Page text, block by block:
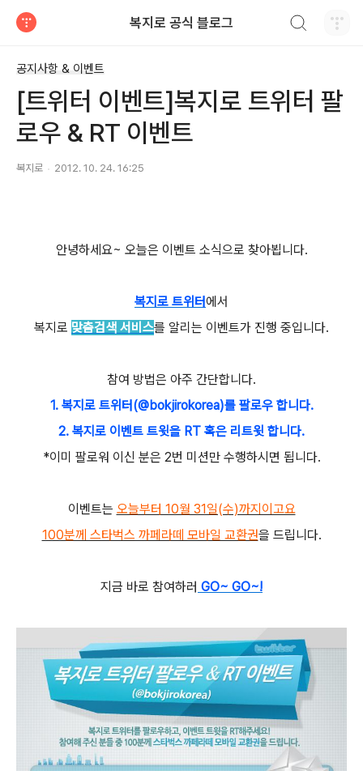
복지로 공식 블로그
공지사항 & 이벤트
[트위터 이벤트]복지로 트위터 팔
로우 & RT 이벤트
복지로 2012. 10. 24. 16:25
안녕하세요~ 오늘은 이벤트 소식으로 찾아뵙니다.
복지로 트위터에서
복지로 맞춤검색 서비스를 알리는 이벤트가 진행 중입니다.
참여 방법은 아주 간단합니다.
1. 복지로 트위터(@bokjirokorea)를 팔로우 합니다.
2. 복지로 이벤트 트윗을 RT 혹은 리트윗 합니다.
*이미 팔로워 이신 분은 2번 미션만 수행하시면 됩니다.
이벤트는 오늘부터 10월 31일(수)까지이고요
100분께 스타벅스 까페라떼 모바일 교환권을 드립니다.
지금 바로 참여하러 GO~ GO~!